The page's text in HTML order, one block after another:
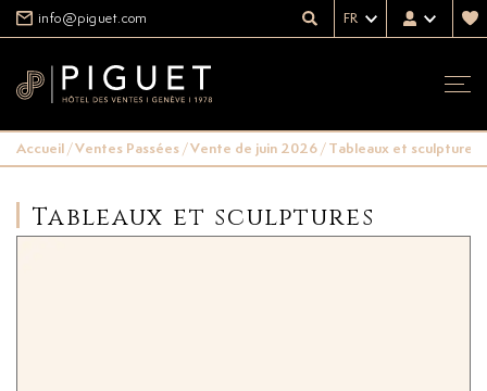
info@piguet.com FR
Accueil/Ventes Passées/Vente de juin 2026/Tableaux et sculptures
Tableaux et sculptures